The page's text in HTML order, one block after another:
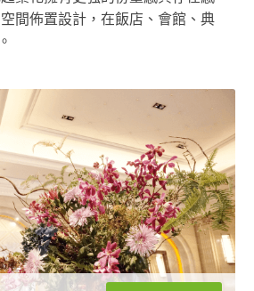
間佈置設計，在飯店、會館、典